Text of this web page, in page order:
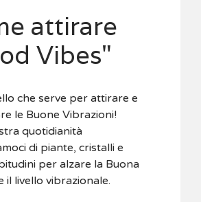
attirare
Vibes"
che serve per attirare e
le Buone Vibrazioni!
quotidianità
di piante, cristalli e
per alzare la Buona
il livello vibrazionale.